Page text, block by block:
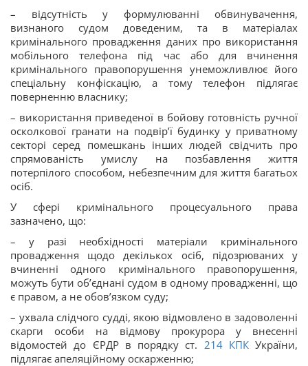
– відсутність у формулюванні обвинувачення,
визнаного судом доведеним, та в матеріалах
кримінального провадження даних про використання
мобільного телефона під час або для вчинення
кримінального правопорушення унеможливлює його
спеціальну конфіскацію, а тому телефон підлягає
поверненню власнику;
– використання приведеної в бойову готовність ручної
осколкової гранати на подвір’ї будинку у приватному
секторі серед помешкань інших людей свідчить про
спрямованість умислу на позбавлення життя
потерпілого способом, небезпечним для життя багатьох
осіб.
У сфері кримінального процесуального права
зазначено, що:
– у разі необхідності матеріали кримінального
провадження щодо декількох осіб, підозрюваних у
вчиненні одного кримінального правопорушення,
можуть бути об’єднані судом в одному провадженні, що
є правом, а не обов’язком суду;
– ухвала слідчого судді, якою відмовлено в задоволенні
скарги особи на відмову прокурора у внесенні
відомостей до ЄРДР в порядку ст. 214 КПКУкраїни,
підлягає апеляційному оскарженню;